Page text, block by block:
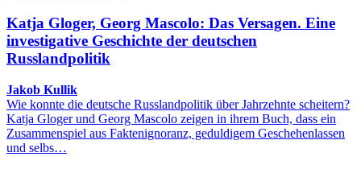
Katja Gloger, Georg Mascolo: Das Versagen. Eine
investigative Geschichte der deutschen
Russlandpolitik
Jakob Kullik
Wie konnte die deutsche Russlandpolitik über Jahrzehnte scheitern?
Katja Gloger und Georg Mascolo zeigen in ihrem Buch, dass ein
Zusammenspiel aus Faktenignoranz, geduldigem Geschehenlassen
und selbs…